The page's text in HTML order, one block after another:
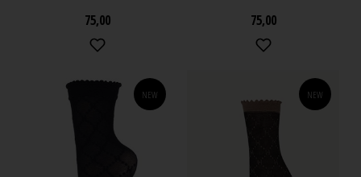
75,00
75,00
NEW NEW